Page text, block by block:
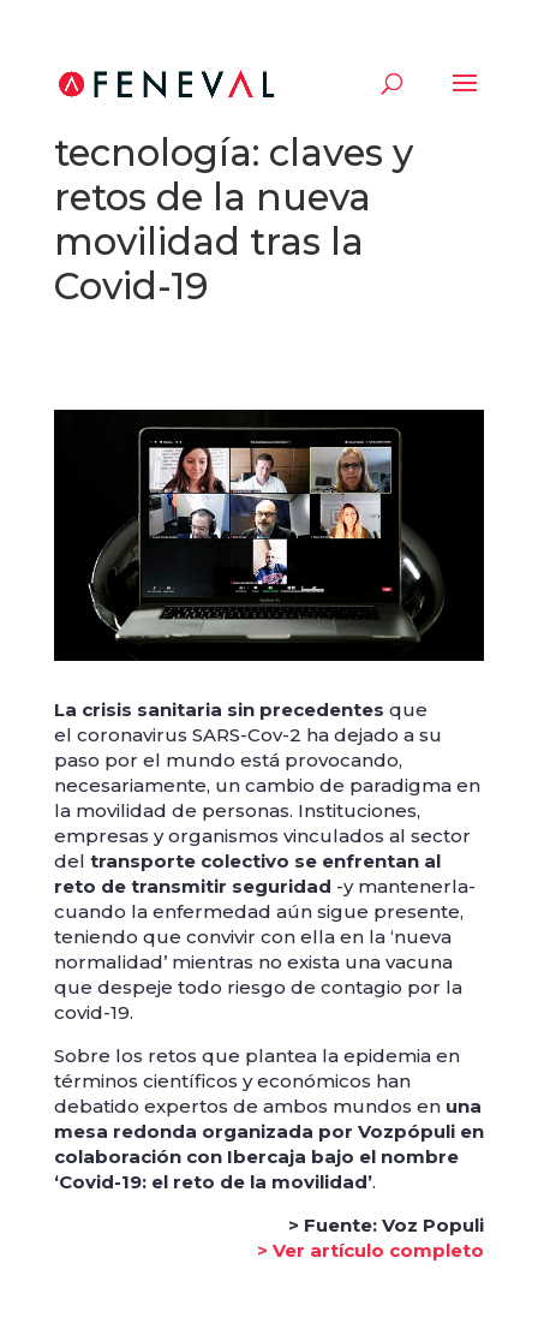
Control, seguridad y
tecnología: claves y
retos de la nueva
movilidad tras la
Covid-19
La crisis sanitaria sin precedentes que
el coronavirus SARS-Cov-2 ha dejado a su
paso por el mundo está provocando,
necesariamente, un cambio de paradigma en
la movilidad de personas. Instituciones,
empresas y organismos vinculados al sector
del transporte colectivo se enfrentan al
reto de transmitir seguridad -y mantenerla-
cuando la enfermedad aún sigue presente,
teniendo que convivir con ella en la ‘nueva
normalidad’ mientras no exista una vacuna
que despeje todo riesgo de contagio por la
covid-19.
Sobre los retos que plantea la epidemia en
términos científicos y económicos han
debatido expertos de ambos mundos en una
mesa redonda organizada por Vozpópuli en
colaboración con Ibercaja bajo el nombre
‘Covid-19: el reto de la movilidad’.
> Fuente: Voz Populi
> Ver artículo completo